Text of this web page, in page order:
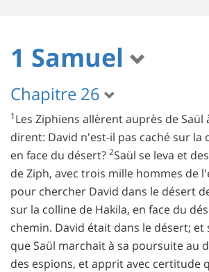
1 Samuel
Chapitre 26
1Les Ziphiens allèrent auprès de Saül
dirent: David n'est-il pas caché sur la
en face du désert? 2Saül se leva et
de Ziph, avec trois mille hommes de
pour chercher David dans le désert
sur la colline de Hakila, en face du
chemin. David était dans le désert;
que Saül marchait à sa poursuite au
des espions, et apprit avec certitude